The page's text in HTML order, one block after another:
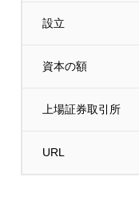
設立
資本の額
上場証券取引所
URL